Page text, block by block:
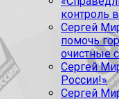
контроль
Сергей
помочь
очистные
Сергей
России!»
Сергей